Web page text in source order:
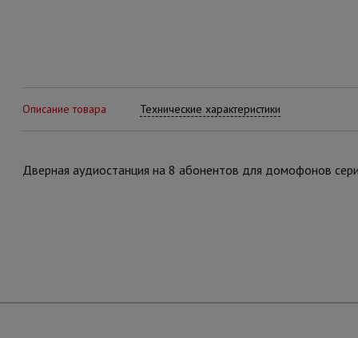
Описание товара Технические характеристики
Дверная аудиостанция на 8 абонентов для домофонов